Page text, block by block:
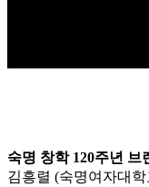
숙명 창학 120주년 브
김흥렬 (숙명여자대